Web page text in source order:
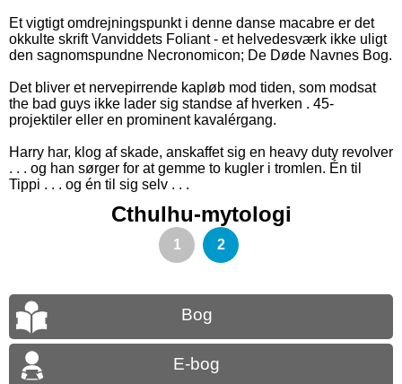
Et vigtigt omdrejningspunkt i denne danse macabre er det
okkulte skrift Vanviddets Foliant - et helvedesværk ikke uligt
den sagnomspundne Necronomicon; De Døde Navnes Bog.
Det bliver et nervepirrende kapløb mod tiden, som modsat
the bad guys ikke lader sig standse af hverken . 45-
projektiler eller en prominent kavalérgang.
Harry har, klog af skade, anskaffet sig en heavy duty revolver
. . . og han sørger for at gemme to kugler i tromlen. Én til
Tippi . . . og én til sig selv . . .
Cthulhu-mytologi
1 2
Bog
E-bog